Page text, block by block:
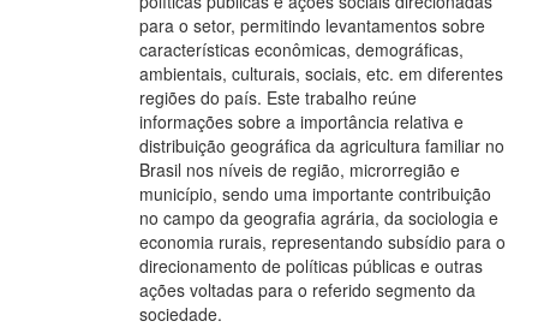
para o setor, permitindo levantamentos sobre
características econômicas, demográficas,
ambientais, culturais, sociais, etc. em diferentes
regiões do país. Este trabalho reúne
informações sobre a importância relativa e
distribuição geográfica da agricultura familiar no
Brasil nos níveis de região, microrregião e
município, sendo uma importante contribuição
no campo da geografia agrária, da sociologia e
economia rurais, representando subsídio para o
direcionamento de políticas públicas e outras
ações voltadas para o referido segmento da
sociedade.